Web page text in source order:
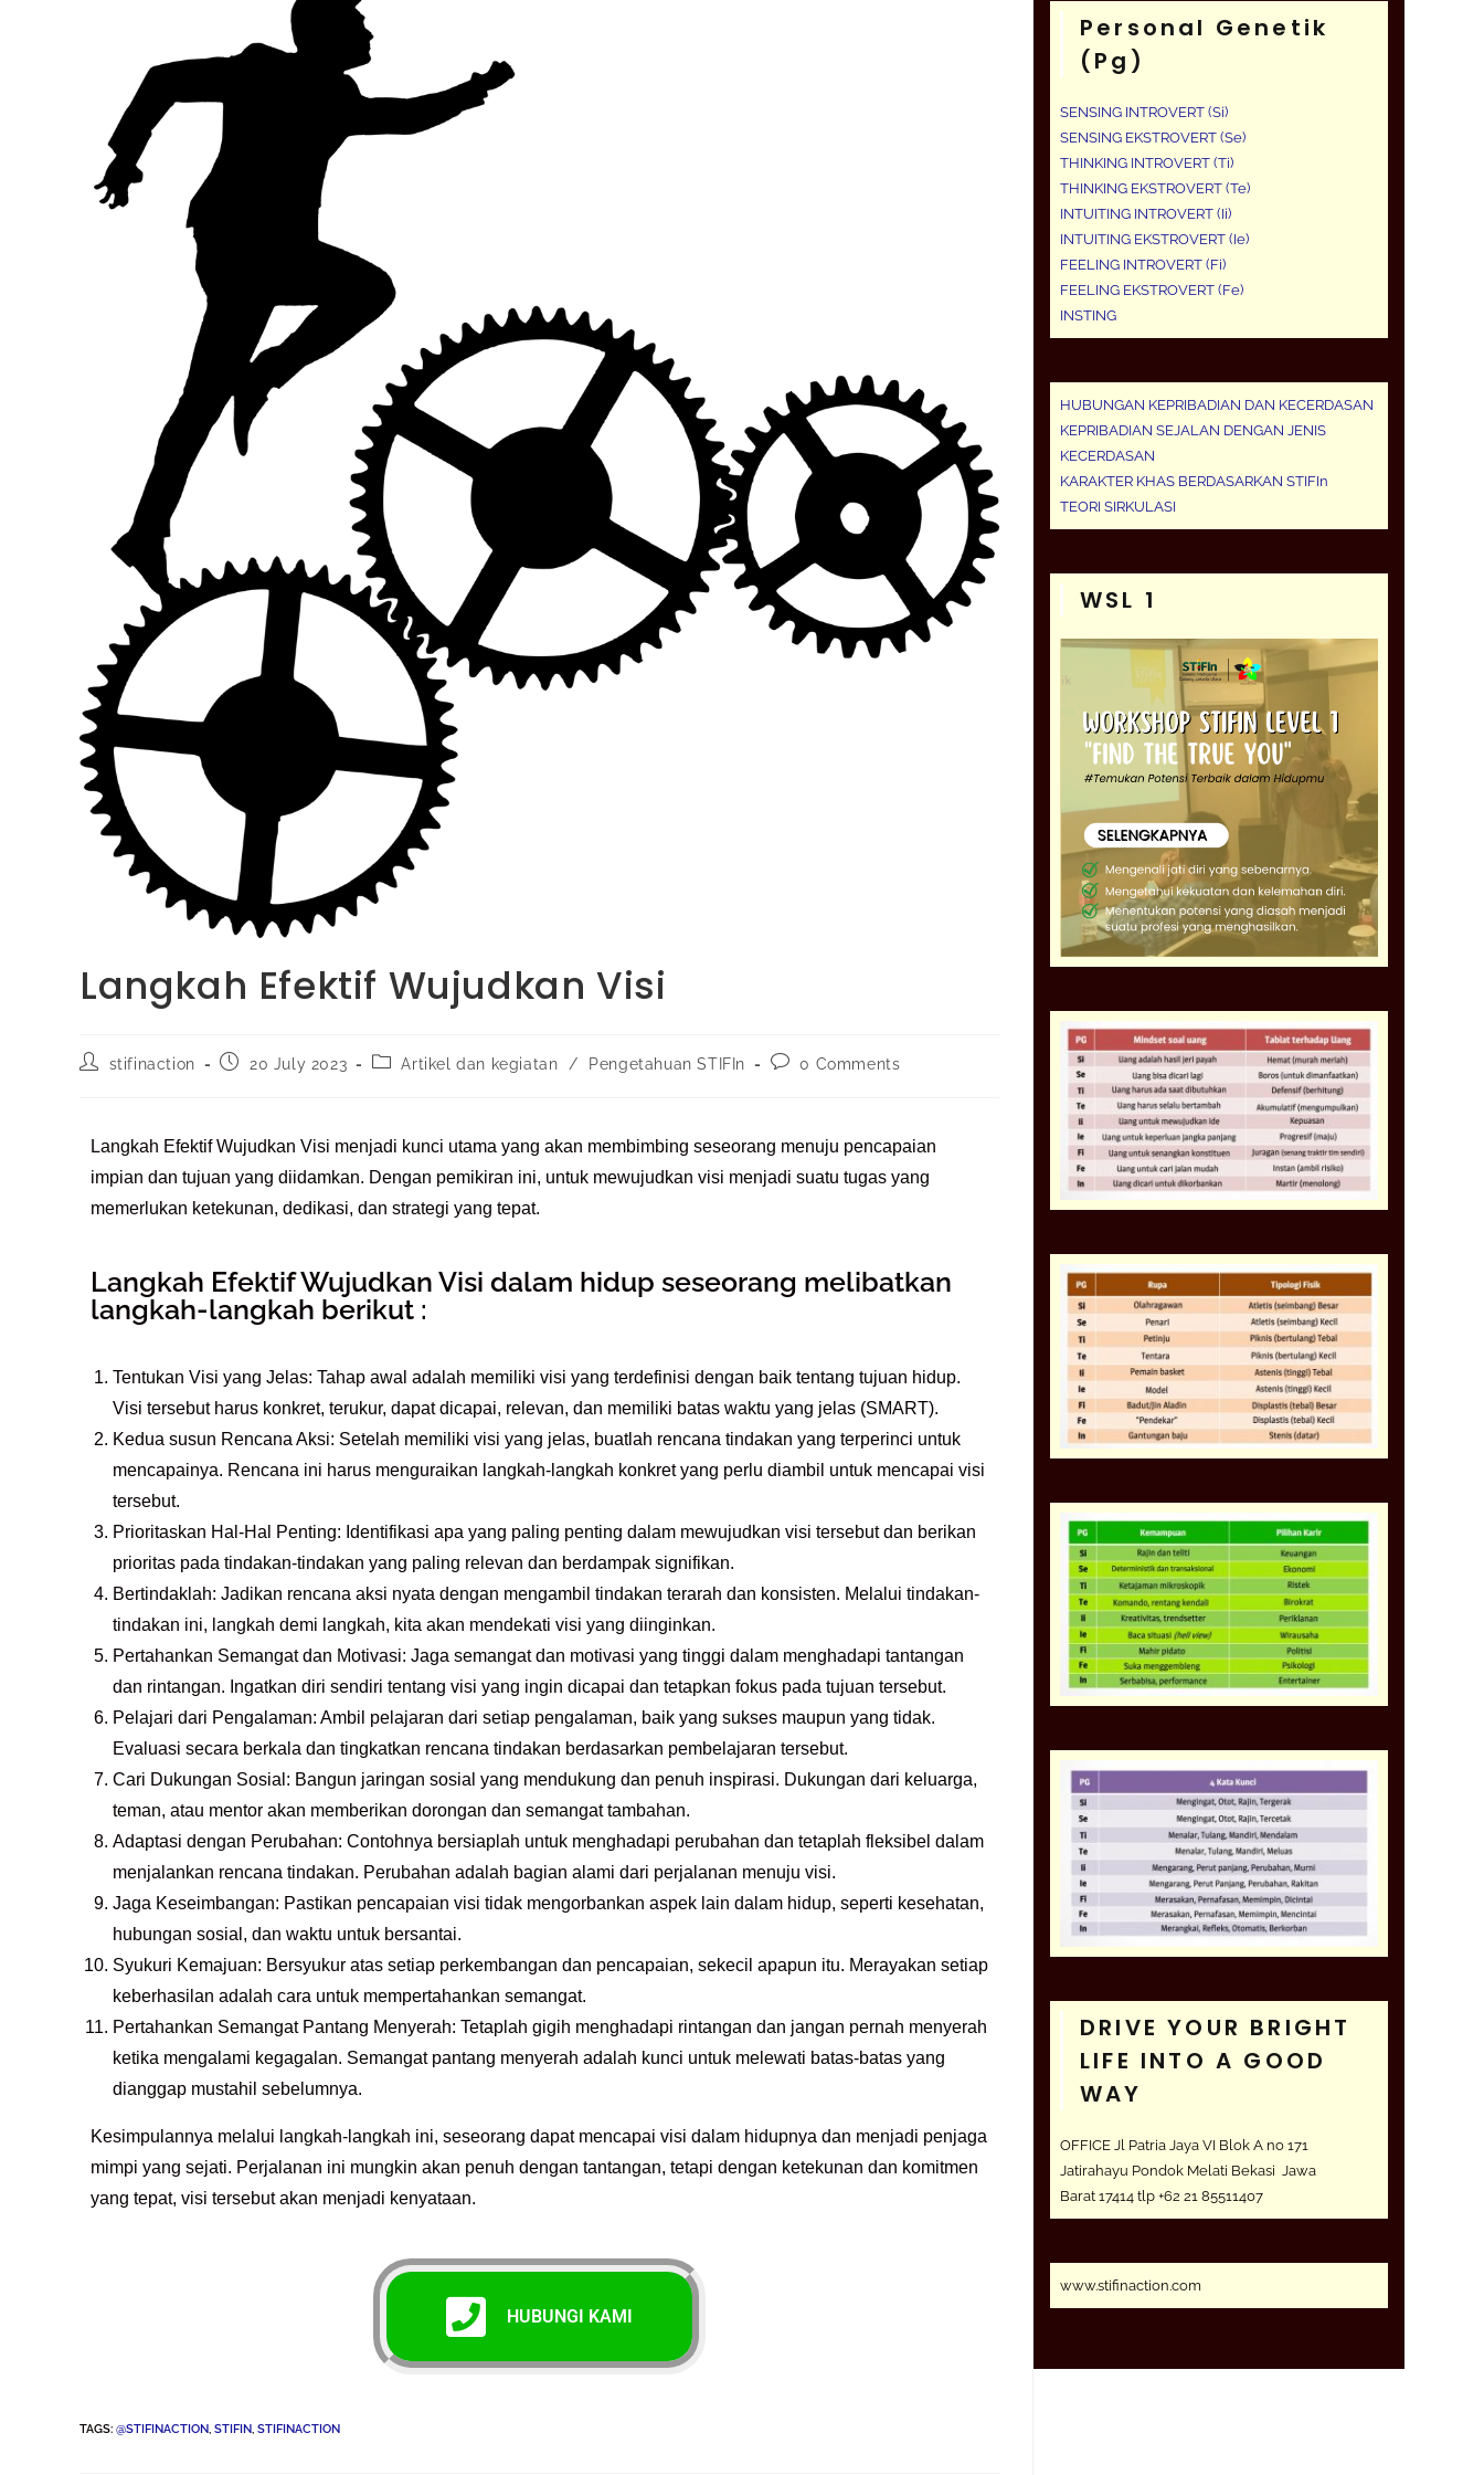
Langkah Efektif Wujudkan Visi
stifinaction 20 July 2023 Artikel dan kegiatan / Pengetahuan STIFIn 0 Comments
Langkah Efektif Wujudkan Visi menjadi kunci utama yang akan membimbing seseorang menuju pencapaian
impian dan tujuan yang diidamkan. Dengan pemikiran ini, untuk mewujudkan visi menjadi suatu tugas yang
memerlukan ketekunan, dedikasi, dan strategi yang tepat.
Langkah Efektif Wujudkan Visi dalam hidup seseorang melibatkan
langkah-langkah berikut :
Tentukan Visi yang Jelas: Tahap awal adalah memiliki visi yang terdefinisi dengan baik tentang tujuan hidup.
Visi tersebut harus konkret, terukur, dapat dicapai, relevan, dan memiliki batas waktu yang jelas (SMART).
Kedua susun Rencana Aksi: Setelah memiliki visi yang jelas, buatlah rencana tindakan yang terperinci untuk
mencapainya. Rencana ini harus menguraikan langkah-langkah konkret yang perlu diambil untuk mencapai visi
tersebut.
Prioritaskan Hal-Hal Penting: Identifikasi apa yang paling penting dalam mewujudkan visi tersebut dan berikan
prioritas pada tindakan-tindakan yang paling relevan dan berdampak signifikan.
Bertindaklah: Jadikan rencana aksi nyata dengan mengambil tindakan terarah dan konsisten. Melalui tindakan-
tindakan ini, langkah demi langkah, kita akan mendekati visi yang diinginkan.
Pertahankan Semangat dan Motivasi: Jaga semangat dan motivasi yang tinggi dalam menghadapi tantangan
dan rintangan. Ingatkan diri sendiri tentang visi yang ingin dicapai dan tetapkan fokus pada tujuan tersebut.
Pelajari dari Pengalaman: Ambil pelajaran dari setiap pengalaman, baik yang sukses maupun yang tidak.
Evaluasi secara berkala dan tingkatkan rencana tindakan berdasarkan pembelajaran tersebut.
Cari Dukungan Sosial: Bangun jaringan sosial yang mendukung dan penuh inspirasi. Dukungan dari keluarga,
teman, atau mentor akan memberikan dorongan dan semangat tambahan.
Adaptasi dengan Perubahan: Contohnya bersiaplah untuk menghadapi perubahan dan tetaplah fleksibel dalam
menjalankan rencana tindakan. Perubahan adalah bagian alami dari perjalanan menuju visi.
Jaga Keseimbangan: Pastikan pencapaian visi tidak mengorbankan aspek lain dalam hidup, seperti kesehatan,
hubungan sosial, dan waktu untuk bersantai.
Syukuri Kemajuan: Bersyukur atas setiap perkembangan dan pencapaian, sekecil apapun itu. Merayakan setiap
keberhasilan adalah cara untuk mempertahankan semangat.
Pertahankan Semangat Pantang Menyerah: Tetaplah gigih menghadapi rintangan dan jangan pernah menyerah
ketika mengalami kegagalan. Semangat pantang menyerah adalah kunci untuk melewati batas-batas yang
dianggap mustahil sebelumnya.
Kesimpulannya melalui langkah-langkah ini, seseorang dapat mencapai visi dalam hidupnya dan menjadi penjaga
mimpi yang sejati. Perjalanan ini mungkin akan penuh dengan tantangan, tetapi dengan ketekunan dan komitmen
yang tepat, visi tersebut akan menjadi kenyataan.
HUBUNGI KAMI
TAGS: @STIFINACTION, STIFIN, STIFINACTION
Personal Genetik
(pg)
SENSING INTROVERT (Si)
SENSING EKSTROVERT (Se)
THINKING INTROVERT (Ti)
THINKING EKSTROVERT (Te)
INTUITING INTROVERT (Ii)
INTUITING EKSTROVERT (Ie)
FEELING INTROVERT (Fi)
FEELING EKSTROVERT (Fe)
INSTING
HUBUNGAN KEPRIBADIAN DAN KECERDASAN
KEPRIBADIAN SEJALAN DENGAN JENIS
KECERDASAN
KARAKTER KHAS BERDASARKAN STIFIn
TEORI SIRKULASI
WSL 1
DRIVE YOUR BRIGHT
LIFE INTO A GOOD
WAY
OFFICE Jl Patria Jaya VI Blok A no 171
Jatirahayu Pondok Melati Bekasi Jawa
Barat 17414 tlp +62 21 85511407
www.stifinaction.com